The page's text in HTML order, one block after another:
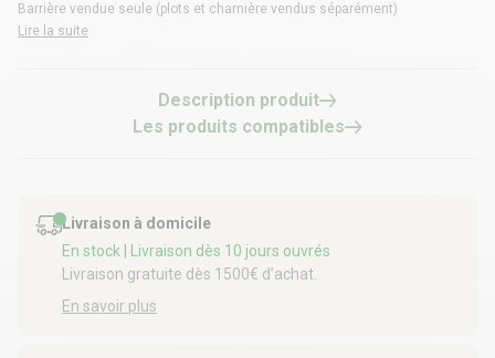
Barrière vendue seule (plots et charnière vendus séparément)
Lire la suite
Description produit
Les produits compatibles
Livraison à domicile
En stock
| Livraison dès 10 jours ouvrés
Livraison gratuite dès 1500€ d’achat.
En savoir plus